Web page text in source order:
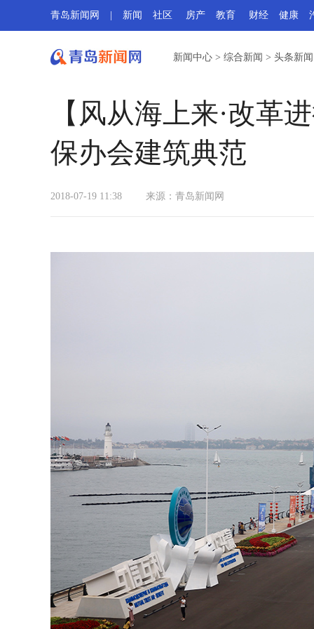
青岛新闻网 新闻 社区 房产 教育 财经 健康
新闻中心 > 综合新闻 > 头条新闻
【风从海上来·改革
保办会建筑典范
2018-07-19 11:38 来源： 青岛新闻网